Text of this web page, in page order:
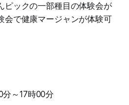
ピックの一部種目の体験会が
会で健康マージャンが体験可
分～17時00分